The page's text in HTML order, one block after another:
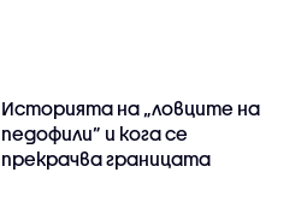
Историята на „ловците на
педофили” и кога се
прекрачва границата